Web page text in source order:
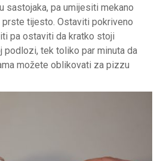
sastojaka, pa umijesiti mekano
tijesto. Ostaviti pokriveno
pa ostaviti da kratko stoji
podlozi, tek toliko par minuta da
možete oblikovati za pizzu